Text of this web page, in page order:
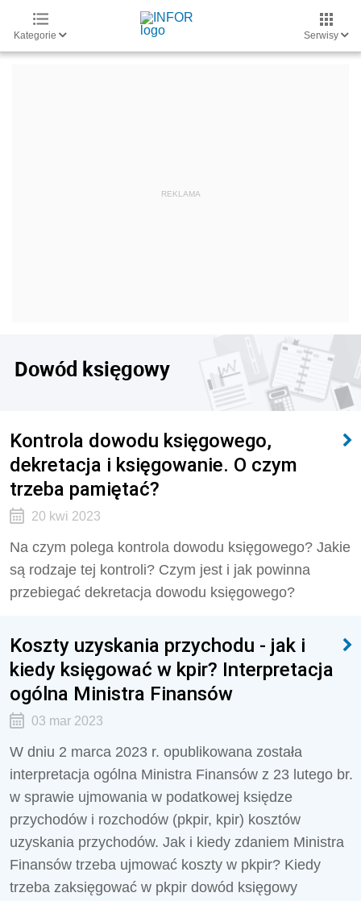
Kategorie Serwisy
Dowód księgowy
Kontrola dowodu księgowego,
dekretacja i księgowanie. O czym
trzeba pamiętać?
20 kwi 2023
Na czym polega kontrola dowodu księgowego? Jakie
są rodzaje tej kontroli? Czym jest i jak powinna
przebiegać dekretacja dowodu księgowego?
Koszty uzyskania przychodu - jak i
kiedy księgować w kpir? Interpretacja
ogólna Ministra Finansów
03 mar 2023
W dniu 2 marca 2023 r. opublikowana została
interpretacja ogólna Ministra Finansów z 23 lutego br.
w sprawie ujmowania w podatkowej księdze
przychodów i rozchodów (pkpir, kpir) kosztów
uzyskania przychodów. Jak i kiedy zdaniem Ministra
Finansów trzeba ujmować koszty w pkpir? Kiedy
trzeba zaksięgować w pkpir dowód księgowy